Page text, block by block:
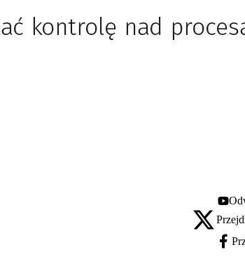
X - otwiera się